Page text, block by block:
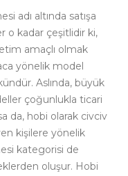
adı altında satışa
o kadar çeşitlidir ki,
amaçlı olmak
yönelik model
Aslında, büyük
çoğunlukla ticari
da, hobi olarak civciv
kişilere yönelik
kategorisi de
oluşur. Hobi